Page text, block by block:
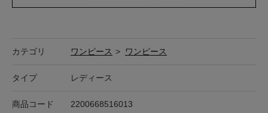
カテゴリ ワンピース > ワンピース
タイプ レディース
商品コード 2200668516013